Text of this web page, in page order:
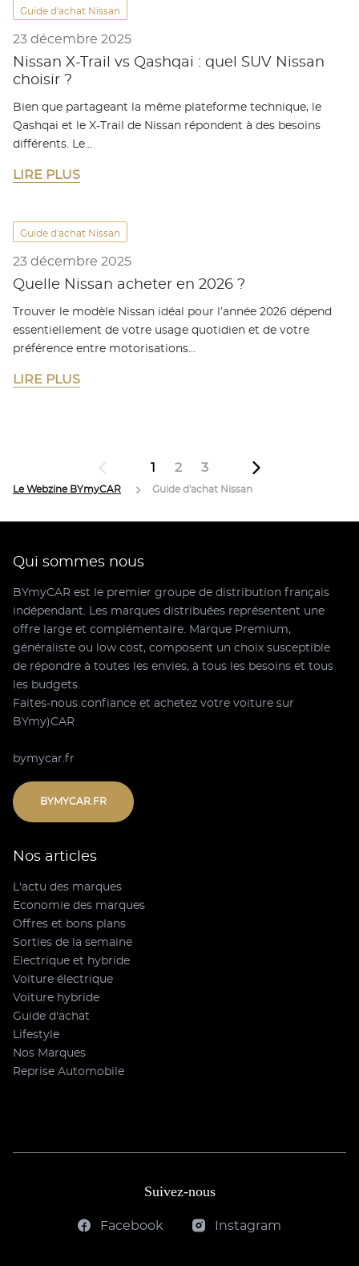
Guide d'achat Nissan
23 décembre 2025
Nissan X-Trail vs Qashqai : quel SUV Nissan
choisir ?
Bien que partageant la même plateforme technique, le
Qashqai et le X-Trail de Nissan répondent à des besoins
différents. Le…
LIRE PLUS
Guide d'achat Nissan
23 décembre 2025
Quelle Nissan acheter en 2026 ?
Trouver le modèle Nissan idéal pour l’année 2026 dépend
essentiellement de votre usage quotidien et de votre
préférence entre motorisations…
LIRE PLUS
1 2 3
Le Webzine BYmyCAR Guide d'achat Nissan
Qui sommes nous
BYmyCAR est le premier groupe de distribution français
indépendant. Les marques distribuées représentent une
offre large et complémentaire. Marque Premium,
généraliste ou low cost, composent un choix susceptible
de répondre à toutes les envies, à tous les besoins et tous
les budgets.
Faites-nous confiance et achetez votre voiture sur
BYmy)CAR
bymycar.fr
BYMYCAR.FR
Nos articles
L'actu des marques
Economie des marques
Offres et bons plans
Sorties de la semaine
Electrique et hybride
Voiture électrique
Voiture hybride
Guide d'achat
Lifestyle
Nos Marques
Reprise Automobile
Suivez-nous
Facebook Instagram